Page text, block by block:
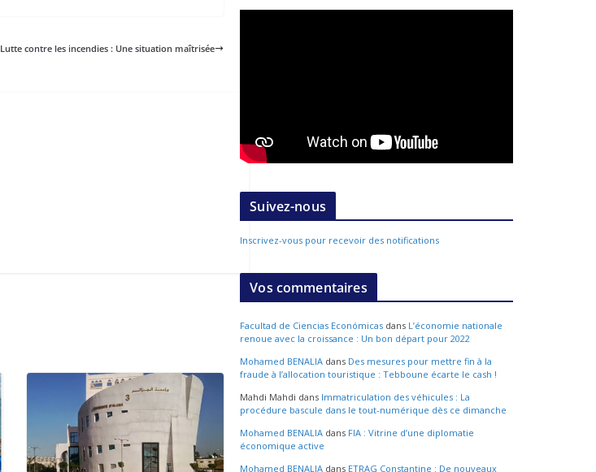
Lutte contre les incendies : Une situation maîtrisée
Suivez-nous
Inscrivez-vous pour recevoir des notifications
Vos commentaires
Facultad de Ciencias Económicas dans L’économie nationale
renoue avec la croissance : Un bon départ pour 2022
Mohamed BENALIA dans Des mesures pour mettre fin à la
fraude à l’allocation touristique : Tebboune écarte le cash !
Mahdi Mahdi dans Immatriculation des véhicules : La
procédure bascule dans le tout-numérique dès ce dimanche
Mohamed BENALIA dans FIA : Vitrine d’une diplomatie
économique active
Mohamed BENALIA dans ETRAG Constantine : De nouveaux